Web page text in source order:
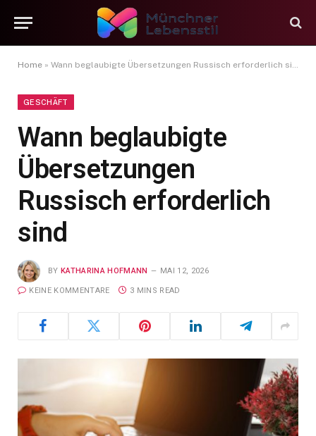
Home » Wann beglaubigte Übersetzungen Russisch erforderlich sind
GESCHÄFT
Wann beglaubigte
Übersetzungen
Russisch erforderlich
sind
BY KATHARINA HOFMANN MAI 12, 2026
KEINE KOMMENTARE 3 MINS READ